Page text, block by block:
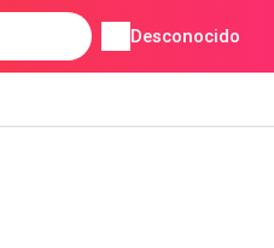
Desconocido